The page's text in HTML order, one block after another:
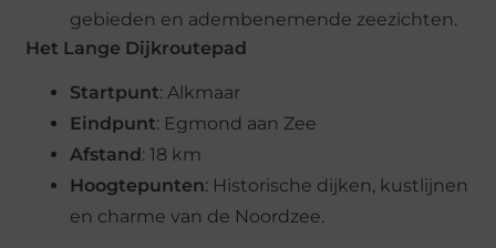
gebieden en adembenemende zeezichten.
Het Lange Dijkroutepad
Startpunt: Alkmaar
Eindpunt: Egmond aan Zee
Afstand : 18 km
Hoogtepunten: Historische dijken, kustlijnen
en charme van de Noordzee.